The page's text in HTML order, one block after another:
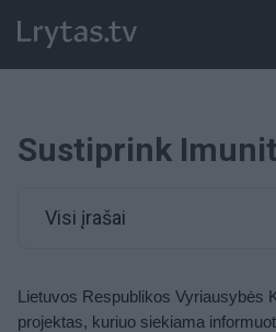
Sustiprink
Visi įrašai
Lietuvos Respublikos Vyriausybės
projektas, kuriuo siekiama